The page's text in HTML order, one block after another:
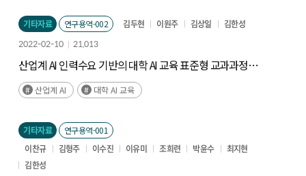
기타자료 연구용역-002 김두현 이원주 김상일
김한성
2022-02-10
21,013
산업계 AI 인력수요 기반의 대학 AI 교육 표준형 교과과정
연구
산업계 AI 대학 AI 교육
기타자료 연구용역-001
이찬규 김형주 이수진 이유미 조희련 박윤수
최지현
김한성